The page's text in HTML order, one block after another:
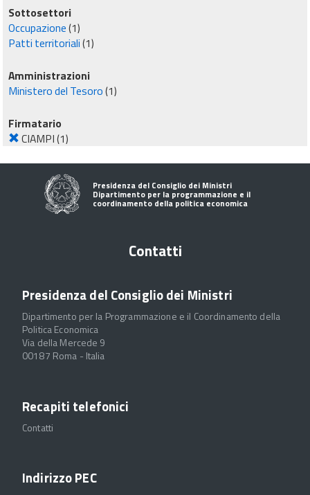
Sottosettori
Occupazione(1)
Patti territoriali(1)
Amministrazioni
Ministero del Tesoro(1)
Firmatario
CIAMPI(1)
Presidenza del Consiglio dei Ministri
Dipartimento per la programmazione e il
coordinamento della politica economica
Contatti
Presidenza del Consiglio dei Ministri
Dipartimento per la Programmazione e il Coordinamento della
Politica Economica
Via della Mercede 9
00187 Roma - Italia
Recapiti telefonici
Contatti
Indirizzo PEC